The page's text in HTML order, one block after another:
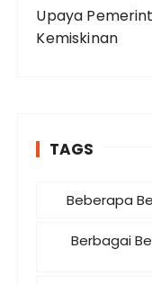
Upaya
Kemiskinan
TAGS
Beberapa
Berbagai